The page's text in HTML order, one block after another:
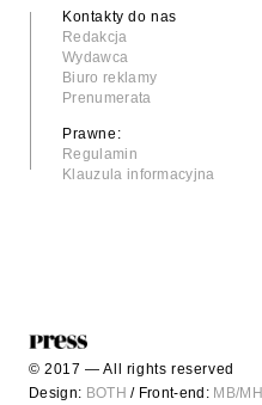
Kontakty do nas
Redakcja
Wydawca
Biuro reklamy
Prenumerata
Prawne:
Regulamin
Klauzula informacyjna
Design: BOTH / Front-end: MB/MH
© 2017 — All rights reserved